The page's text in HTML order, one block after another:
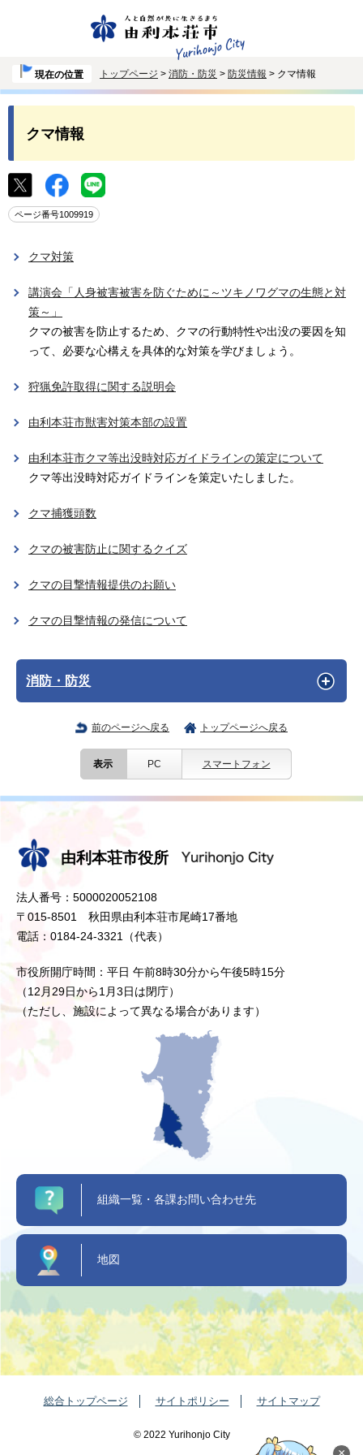
現在の位置 トップページ > 消防・防災 > 防災情報 > クマ情報
クマ情報
ページ番号1009919
クマ対策
講演会「人身被害被害を防ぐために～ツキノワグマの生態と対
策～」
クマの被害を防止するため、クマの行動特性や出没の要因を知
って、必要な心構えを具体的な対策を学びましょう。
狩猟免許取得に関する説明会
由利本荘市獣害対策本部の設置
由利本荘市クマ等出没時対応ガイドラインの策定について
クマ等出没時対応ガイドラインを策定いたしました。
クマ捕獲頭数
クマの被害防止に関するクイズ
クマの目撃情報提供のお願い
クマの目撃情報の発信について
消防・防災
前のページへ戻る トップページへ戻る
表示 PC スマートフォン
由利本荘市役所
法人番号：5000020052108
〒015-8501 秋田県由利本荘市尾崎17番地
電話：0184-24-3321（代表）
市役所開庁時間：平日 午前8時30分から午後5時15分
（12月29日から1月3日は閉庁）
（ただし、施設によって異なる場合があります）
組織一覧・各課お問い合わせ先
地図
総合トップページ サイトポリシー サイトマップ
©️ 2022 Yurihonjo City